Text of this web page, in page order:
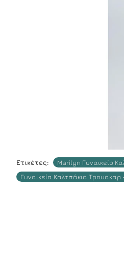
Ετικέτες: Marilyn Γυναικείο
Γυναικεία Καλτσάκια Τρουακαρ